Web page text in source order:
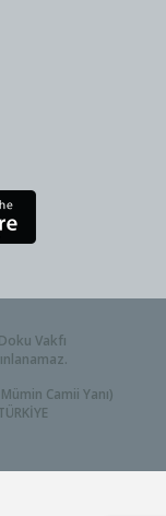
Vakfı
Camii Yanı)